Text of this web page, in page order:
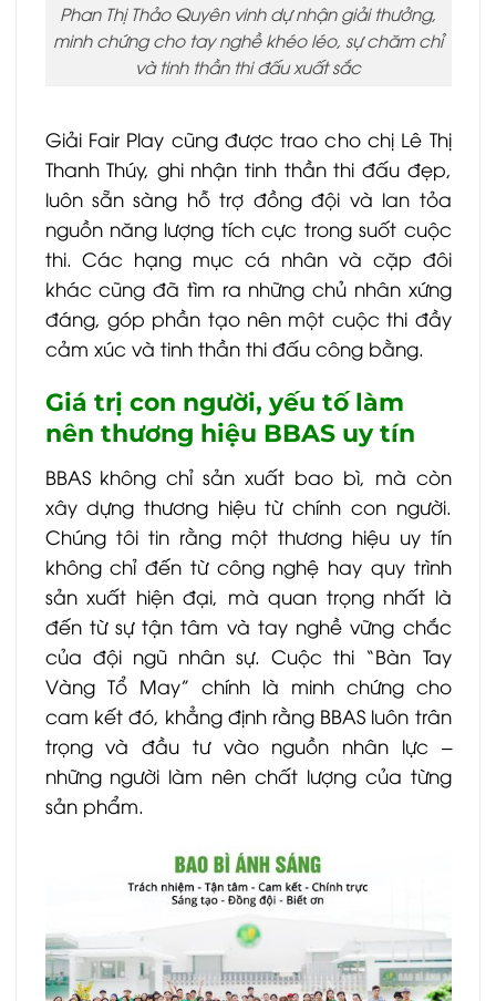
Phan Thị Thảo Quyên vinh dự nhận giải thưởng,
minh chứng cho tay nghề khéo léo, sự chăm chỉ
và tinh thần thi đấu xuất sắc
Giải Fair Play cũng được trao cho chị Lê Thị
Thanh Thúy, ghi nhận tinh thần thi đấu đẹp,
luôn sẵn sàng hỗ trợ đồng đội và lan tỏa
nguồn năng lượng tích cực trong suốt cuộc
thi.Các hạng mục cá nhân và cặp đôi
khác cũng đã tìm ra những chủ nhân xứng
đáng, góp phần tạo nên một cuộc thi đầy
cảm xúc và tinh thần thi đấu công bằng.
Giá trị con người, yếu tố làm
nên thương hiệu BBAS uy tín
BBAS không chỉ sản xuất bao bì, mà còn
xây dựng thương hiệu từ chính con người.
Chúng tôi tin rằng một thương hiệu uy tín
không chỉ đến từ công nghệ hay quy trình
sản xuất hiện đại, mà quan trọng nhất là
đến từ sự tận tâm và tay nghề vững chắc
của đội ngũ nhân sự. Cuộc thi “Bàn Tay
Vàng Tổ May” chính là minh chứng cho
cam kết đó, khẳng định rằng BBAS luôn trân
trọng và đầu tư vào nguồn nhân lực –
những người làm nên chất lượng của từng
sản phẩm.